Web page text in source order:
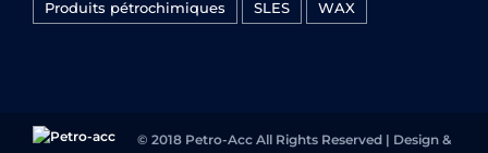
Produits pétrochimiques SLES WAX
© 2018 Petro-Acc All Rights Reserved | Design &